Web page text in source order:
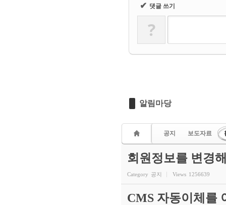
✔ 댓글 쓰기
?
알림마당
공지 보도자료
회원정보를 변경
Category 공지 Views 1256639
CMS 자동이체를